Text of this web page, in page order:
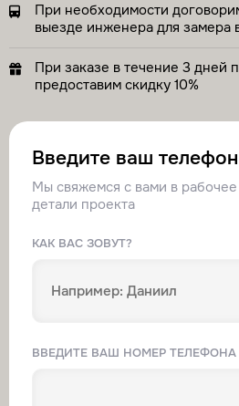
При необходимости
выезде инженера для замера
При заказе в течение 3 дней
предоставим скидку 10%
Введите ваш телефон
Мы свяжемся с вами в
детали проекта
КАК ВАС ЗОВУТ?
ВВЕДИТЕ ВАШ НОМЕР ТЕЛЕФОНА